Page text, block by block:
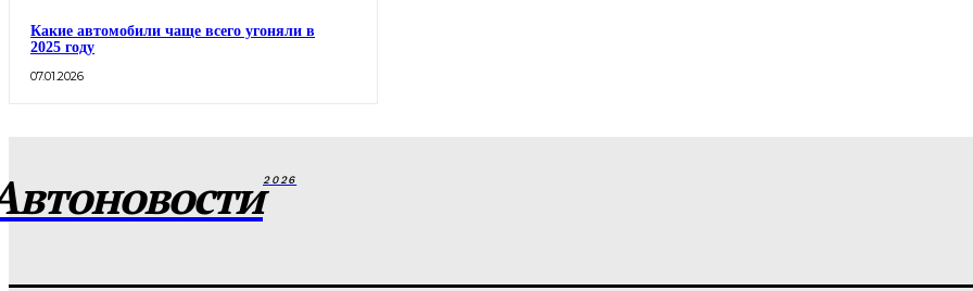
Какие автомобили чаще всего угоняли в
2025 году
07.01.2026
2026